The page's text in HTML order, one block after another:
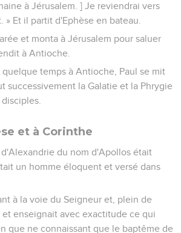
à Jérusalem. ] Je reviendrai vers
» Et il partit d'Ephèse en bateau.
et monta à Jérusalem pour saluer
à Antioche.
quelque temps à Antioche, Paul se mit
successivement la Galatie et la Phrygie
et à Corinthe
du nom d'Apollos était
un homme éloquent et versé dans
à la voie du Seigneur et, plein de
enseignait avec exactitude ce qui
que ne connaissant que le baptême de